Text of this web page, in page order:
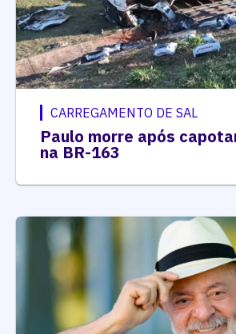
CARREGAMENTO DE SAL
Paulo morre após
na BR-163